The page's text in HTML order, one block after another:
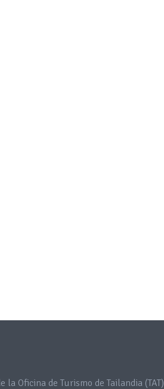
la Oficina de Turismo de Tailandia (TAT)